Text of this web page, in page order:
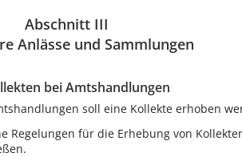
Abschnitt III
Anlässe und Sammlungen
bei Amtshandlungen
soll eine Kollekte erhoben
Regelungen für die Erhebung von